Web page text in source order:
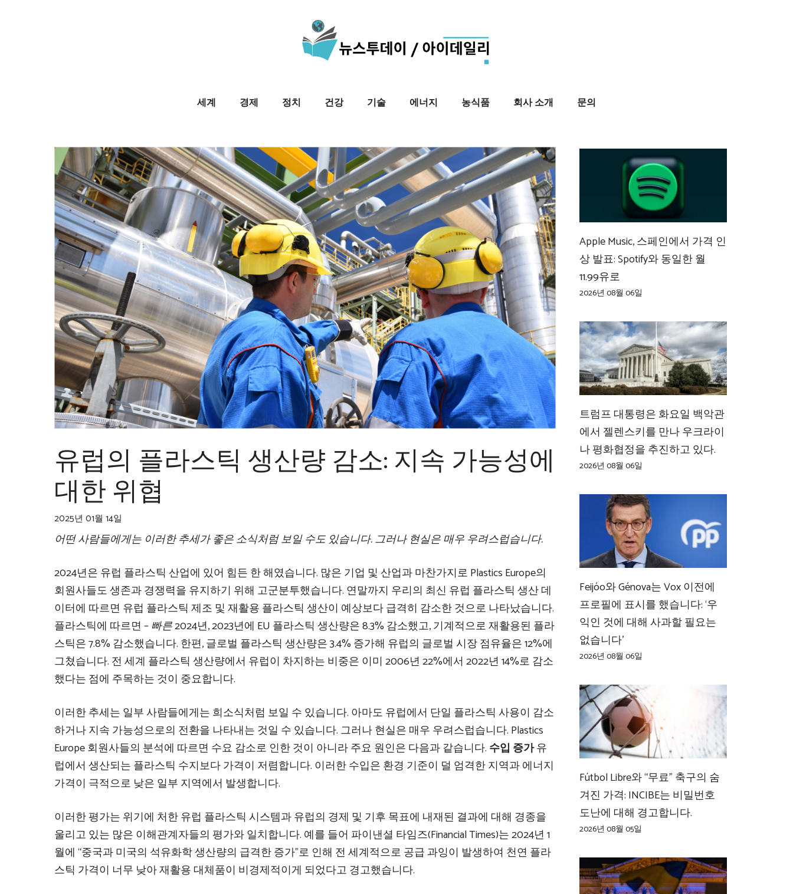
세계 경제 정치 건강 기술 에너지 농식품 회사 소개 문의
유럽의 플라스틱 생산량 감소: 지속 가능성에
대한 위협
2025년 01월 14일
어떤 사람들에게는 이러한 추세가 좋은 소식처럼 보일 수도 있습니다. 그러나 현실은 매우 우려스럽습니다.
2024년은 유럽 플라스틱 산업에 있어 힘든 한 해였습니다. 많은 기업 및 산업과 마찬가지로 Plastics Europe의
회원사들도 생존과 경쟁력을 유지하기 위해 고군분투했습니다. 연말까지 우리의 최신 유럽 플라스틱 생산 데
이터에 따르면 유럽 플라스틱 제조 및 재활용 플라스틱 생산이 예상보다 급격히 감소한 것으로 나타났습니다.
플라스틱에 따르면 –빠른2024년, 2023년에 EU 플라스틱 생산량은 8.3% 감소했고, 기계적으로 재활용된 플라
스틱은 7.8% 감소했습니다. 한편, 글로벌 플라스틱 생산량은 3.4% 증가해 유럽의 글로벌 시장 점유율은 12%에
그쳤습니다. 전 세계 플라스틱 생산량에서 유럽이 차지하는 비중은 이미 2006년 22%에서 2022년 14%로 감소
했다는 점에 주목하는 것이 중요합니다.
이러한 추세는 일부 사람들에게는 희소식처럼 보일 수 있습니다. 아마도 유럽에서 단일 플라스틱 사용이 감소
하거나 지속 가능성으로의 전환을 나타내는 것일 수 있습니다. 그러나 현실은 매우 우려스럽습니다. Plastics
Europe 회원사들의 분석에 따르면 수요 감소로 인한 것이 아니라 주요 원인은 다음과 같습니다. 수입 증가유
럽에서 생산되는 플라스틱 수지보다 가격이 저렴합니다. 이러한 수입은 환경 기준이 덜 엄격한 지역과 에너지
가격이 극적으로 낮은 일부 지역에서 발생합니다.
이러한 평가는 위기에 처한 유럽 플라스틱 시스템과 유럽의 경제 및 기후 목표에 내재된 결과에 대해 경종을
울리고 있는 많은 이해관계자들의 평가와 일치합니다. 예를 들어 파이낸셜 타임즈(Financial Times)는 2024년 1
월에 “중국과 미국의 석유화학 생산량의 급격한 증가”로 인해 전 세계적으로 공급 과잉이 발생하여 천연 플라
스틱 가격이 너무 낮아 재활용 대체품이 비경제적이게 되었다고 경고했습니다.
Apple Music, 스페인에서 가격 인
상 발표: Spotify와 동일한 월
11.99유로
2026년 08월 06일
트럼프 대통령은 화요일 백악관
에서 젤렌스키를 만나 우크라이
나 평화협정을 추진하고 있다.
2026년 08월 06일
Feijóo와 Génova는 Vox 이전에
프로필에 표시를 했습니다: ‘우
익인 것에 대해 사과할 필요는
없습니다’
2026년 08월 06일
Fútbol Libre와 “무료” 축구의 숨
겨진 가격: INCIBE는 비밀번호
도난에 대해 경고합니다.
2026년 08월 05일